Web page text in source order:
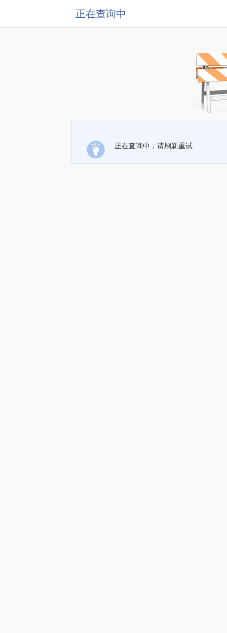
正在查询中
正在查询中，请刷新重试